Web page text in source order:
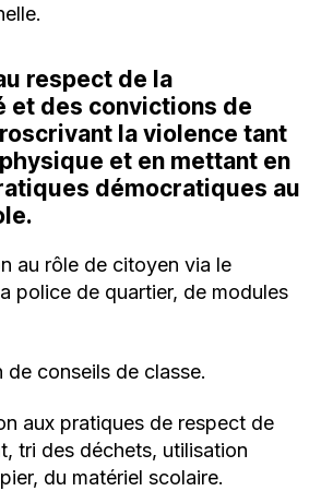
respect de la
et des convictions de
la violence tant
et en mettant en
démocratiques au
au rôle de citoyen via le
police de quartier, de modules
de conseils de classe.
aux pratiques de respect de
tri des déchets, utilisation
du matériel scolaire.